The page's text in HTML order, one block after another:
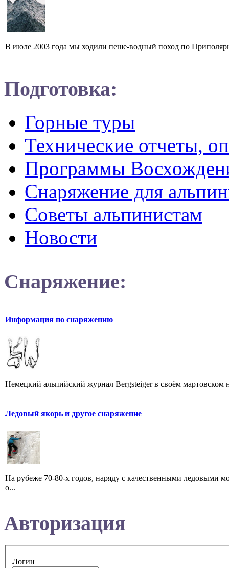
В июле 2003 года мы ходили пеше-водный поход по
Подготовка:
Горные туры
Технические отчеты,
Программы
Снаряжение для
Советы альпинистам
Новости
Снаряжение:
Информация по снаряжению
Немецкий альпийский журнал Bergsteiger в своём мартовском
Ледовый якорь и другое снаряжение
На рубеже 70-80-х годов, наряду с качественными ледовыми
о...
Авторизация
Логин